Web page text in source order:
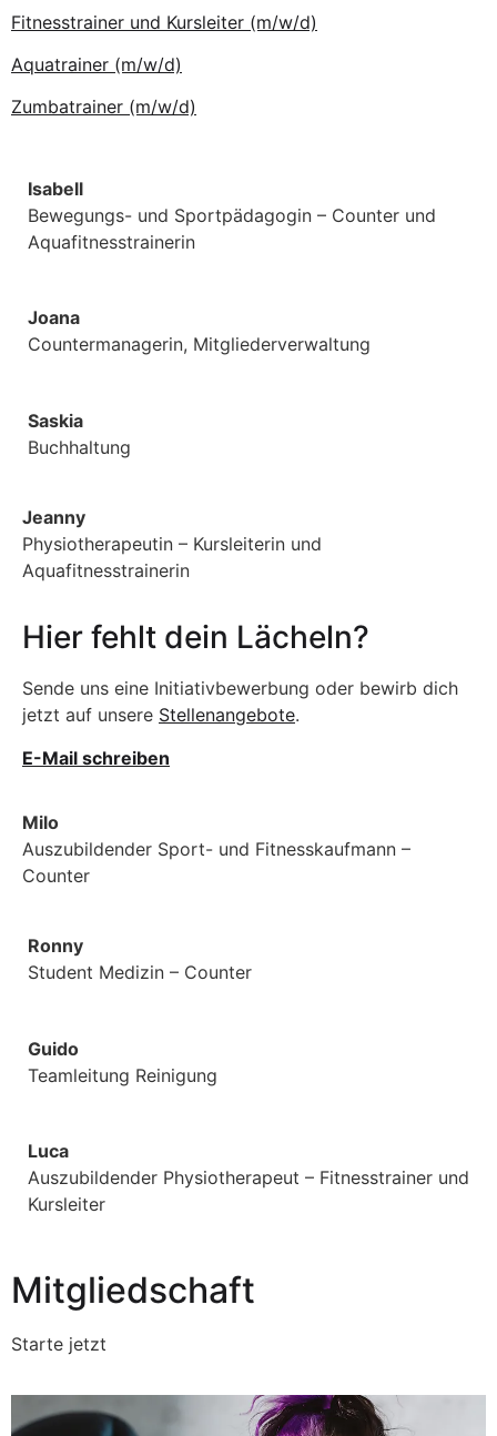
Fitnesstrainer und Kursleiter (m/w/d)
Aquatrainer (m/w/d)
Zumbatrainer (m/w/d)
Isabell
Bewegungs- und Sportpädagogin – Counter und
Aquafitnesstrainerin
Joana
Counter­­managerin, Mitgliederverwaltung
Saskia
Buchhaltung
Jeanny
Physiotherapeutin – Kursleiterin und
Aquafitnesstrainerin
Hier fehlt dein Lächeln?
Sende uns eine Initiativbewerbung oder bewirb dich
jetzt auf unsere Stellenangebote.
E-Mail schreiben
Milo
Auszubildender Sport- und Fitnesskaufmann –
Counter
Ronny
Student Medizin – Counter
Guido
Teamleitung Reinigung
Luca
Auszubildender Physiotherapeut – Fitnesstrainer und
Kursleiter
Mitgliedschaft
Starte jetzt